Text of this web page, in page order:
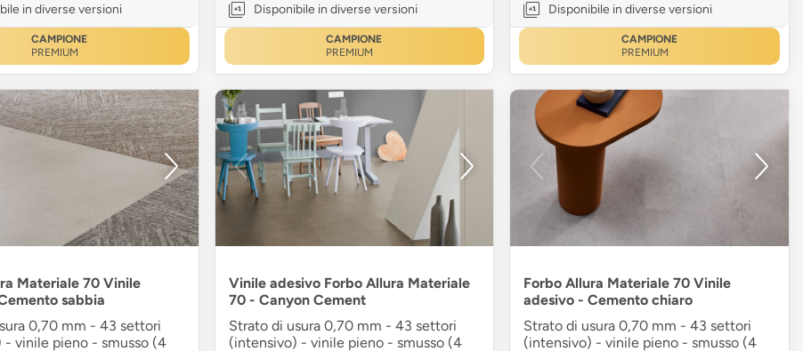
in diverse versioni
CAMPIONE
PREMIUM
Disponibile in diverse versioni
CAMPIONE
PREMIUM
Disponibile in diverse versioni
CAMPIONE
PREMIUM
Materiale 70 Vinile
sabbia
0,70 mm - 43 settori
- vinile pieno - smusso (4
Vinile adesivo Forbo Allura Materiale
70 - Canyon Cement
Strato di usura 0,70 mm - 43 settori
(intensivo) - vinile pieno - smusso (4
Forbo Allura Materiale 70 Vinile
adesivo - Cemento chiaro
Strato di usura 0,70 mm - 43 settori
(intensivo) - vinile pieno - smusso (4